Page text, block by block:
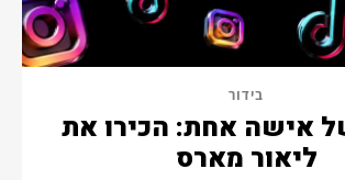
בידור
אישה אחת: הכירו את
ליאור מארס